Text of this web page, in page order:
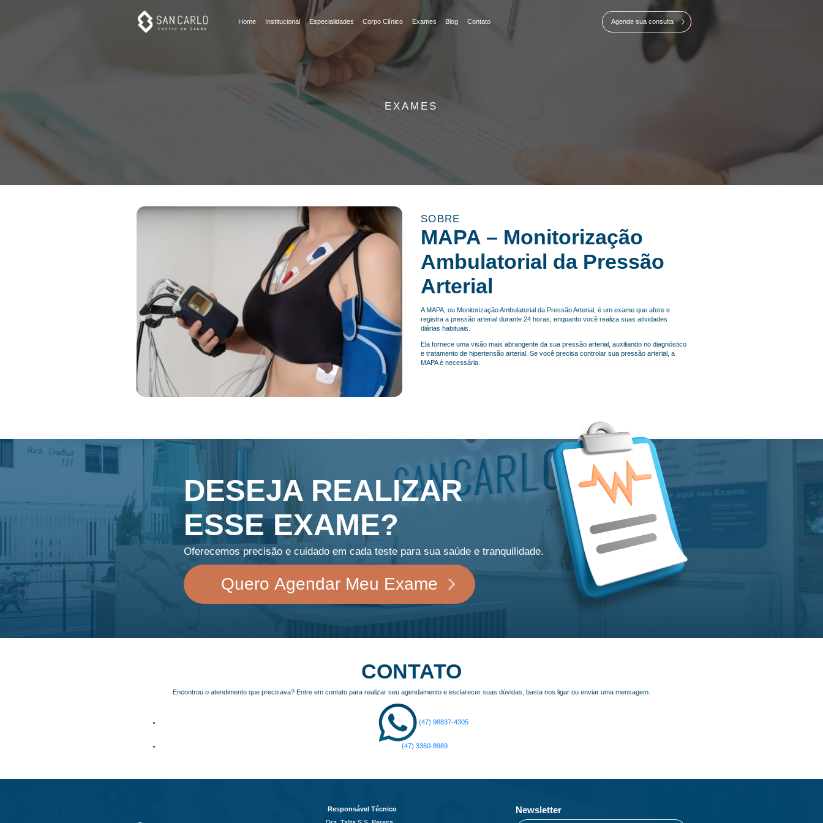
Home Institucional Especialidades Corpo Clínico Exames Blog Contato Agende sua consulta
EXAMES
SOBRE
MAPA – Monitorização
Ambulatorial da Pressão
Arterial
A MAPA, ou Monitorização Ambulatorial da Pressão Arterial, é um exame que afere e
registra a pressão arterial durante 24 horas, enquanto você realiza suas atividades
diárias habituais.
Ela fornece uma visão mais abrangente da sua pressão arterial, auxiliando no diagnóstico
e tratamento de hipertensão arterial. Se você precisa controlar sua pressão arterial, a
MAPA é necessária.
DESEJA REALIZAR
ESSE EXAME?
Oferecemos precisão e cuidado em cada teste para sua saúde e tranquilidade.
Quero Agendar Meu Exame
CONTATO
Encontrou o atendimento que precisava? Entre em contato para realizar seu agendamento e esclarecer suas dúvidas, basta nos ligar ou enviar uma mensagem.
(47) 98837-4305
(47) 3360-8989
Responsável Técnico
Newsletter